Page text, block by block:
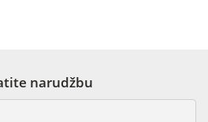
narudžbu